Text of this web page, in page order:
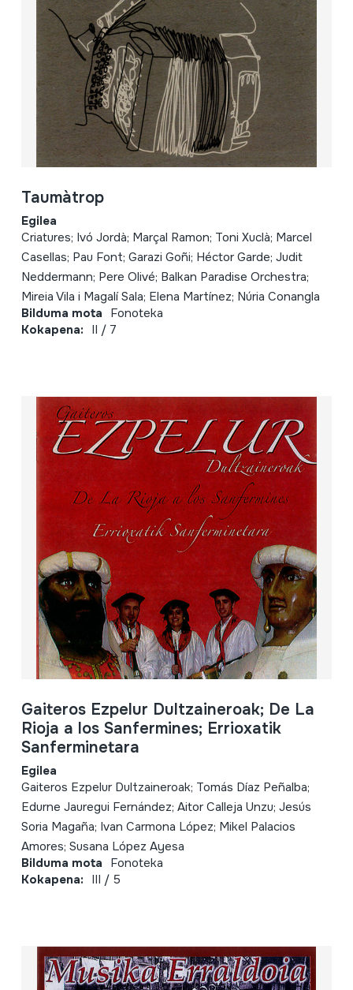
Taumàtrop
Egilea
Criatures; Ivó Jordà; Marçal Ramon; Toni Xuclà; Marcel
Casellas; Pau Font; Garazi Goñi; Héctor Garde; Judit
Neddermann; Pere Olivé; Balkan Paradise Orchestra;
Mireia Vila i Magalí Sala; Elena Martínez; Núria Conangla
Bilduma mota Fonoteka
Kokapena: II / 7
Gaiteros Ezpelur Dultzaineroak; De La
Rioja a los Sanfermines; Errioxatik
Sanferminetara
Egilea
Gaiteros Ezpelur Dultzaineroak; Tomás Díaz Peñalba;
Edurne Jauregui Fernández; Aitor Calleja Unzu; Jesús
Soria Magaña; Ivan Carmona López; Mikel Palacios
Amores; Susana López Ayesa
Bilduma mota Fonoteka
Kokapena: III / 5